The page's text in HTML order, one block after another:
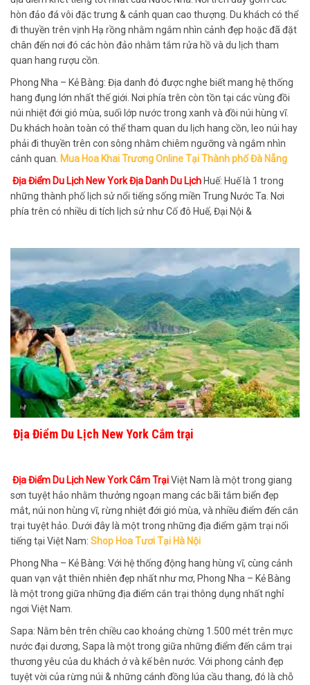
hòn đảo đá vôi đặc trưng & cảnh quan cao thượng. Du khách có thể
đi thuyền trên vịnh Hạ rồng nhằm ngắm nhìn cảnh đẹp hoặc đã đặt
chân đến nơi đó các hòn đảo nhằm tắm rửa hồ và du lịch tham
quan hang rượu cồn.
Phong Nha – Kẻ Bàng: Địa danh đó được nghe biết mang hệ thống
hang đụng lớn nhất thế giới. Nơi phía trên còn tồn tại các vùng đồi
núi nhiệt đới gió mùa, suối lớp nước trong xanh và đồi núi hùng vĩ.
Du khách hoàn toàn có thể tham quan du lịch hang cồn, leo núi hay
phải đi thuyền trên con sông nhằm chiêm ngưỡng và ngắm nhìn
cảnh quan. Mua Hoa Khai Trương Online Tại Thành phố Đà Nẵng
Địa Điểm Du Lịch New York Địa Danh Du LịchHuế: Huế là 1 trong
những thành phố lịch sử nổi tiếng sống miền Trung Nước Ta. Nơi
phía trên có nhiều di tích lịch sử như Cố đô Huế, Đại Nội &
Địa Điểm Du Lịch New York Cắm trại
Địa Điểm Du Lịch New York Cắm TrạiViệt Nam là một trong giang
sơn tuyệt hảo nhằm thưởng ngoạn mang các bãi tắm biển đẹp
mắt, núi non hùng vĩ, rừng nhiệt đới gió mùa, và nhiều điểm đến cắn
trại tuyệt hảo. Dưới đây là một trong những địa điểm gặm trại nổi
tiếng tại Việt Nam: Shop Hoa Tươi Tại Hà Nội
Phong Nha – Kẻ Bàng: Với hệ thống động hang hùng vĩ, cùng cảnh
quan vạn vật thiên nhiên đẹp nhất như mơ, Phong Nha – Kẻ Bàng
là một trong giữa những địa điểm cắn trại thông dụng nhất nghỉ
ngơi Việt Nam.
Sapa: Nằm bên trên chiều cao khoảng chừng 1.500 mét trên mực
nước đại dương, Sapa là một trong giữa những điểm đến cắm trại
thương yêu của du khách ở và kế bên nước. Với phong cảnh đẹp
tuyệt vời của rừng núi & những cánh đồng lúa cầu thang, đó là chỗ